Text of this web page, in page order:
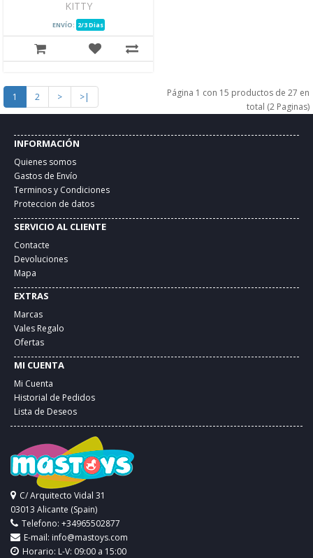
KITTY
ENVÍO: 2/3 Dias
1 2 > >|
Página 1 con 15 productos de 27 en
total (2 Paginas)
INFORMACIÓN
Quienes somos
Gastos de Envío
Terminos y Condiciones
Proteccion de datos
SERVICIO AL CLIENTE
Contacte
Devoluciones
Mapa
EXTRAS
Marcas
Vales Regalo
Ofertas
MI CUENTA
Mi Cuenta
Historial de Pedidos
Lista de Deseos
C/ Arquitecto Vidal 31
03013 Alicante (Spain)
Telefono: +34965502877
E-mail: info@mastoys.com
Horario: L-V: 09:00 a 15:00